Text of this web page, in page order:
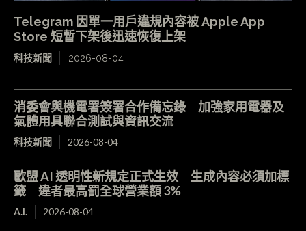
Telegram 因單一用戶違規內容被 Apple App
Store 短暫下架後迅速恢復上架
科技新聞 2026-08-04
消委會與機電署簽署合作備忘錄 加強家用電器及
氣體用具聯合測試與資訊交流
科技新聞 2026-08-04
歐盟 AI 透明性新規定正式生效 生成內容必須加標
籤 違者最高罰全球營業額 3%
A.I. 2026-08-04